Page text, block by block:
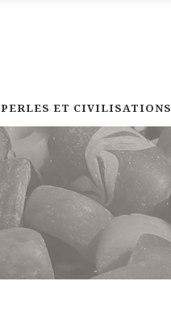
PERLES ET CIVILISATIONS